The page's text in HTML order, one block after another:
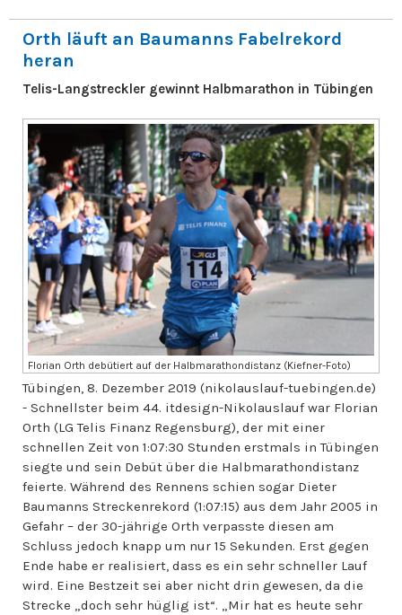
Orth läuft an Baumanns Fabelrekord
heran
Telis-Langstreckler gewinnt Halbmarathon in Tübingen
Florian Orth debütiert auf der Halbmarathondistanz (Kiefner-Foto)
Tübingen, 8. Dezember 2019 (nikolauslauf-tuebingen.de)
- Schnellster beim 44. itdesign-Nikolauslauf war Florian
Orth (LG Telis Finanz Regensburg), der mit einer
schnellen Zeit von 1:07:30 Stunden erstmals in Tübingen
siegte und sein Debüt über die Halbmarathondistanz
feierte. Während des Rennens schien sogar Dieter
Baumanns Streckenrekord (1:07:15) aus dem Jahr 2005 in
Gefahr – der 30-jährige Orth verpasste diesen am
Schluss jedoch knapp um nur 15 Sekunden. Erst gegen
Ende habe er realisiert, dass es ein sehr schneller Lauf
wird. Eine Bestzeit sei aber nicht drin gewesen, da die
Strecke „doch sehr hüglig ist“. „Mir hat es heute sehr